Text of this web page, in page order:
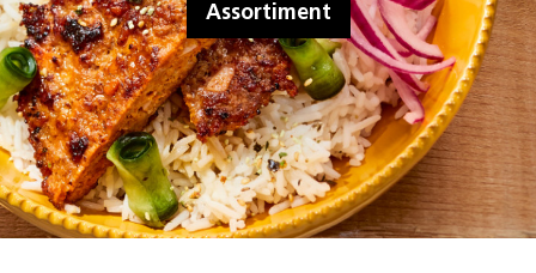
Assortiment